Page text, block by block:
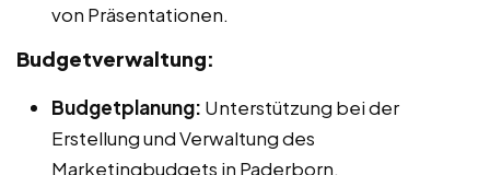
von Präsentationen.
Budgetverwaltung:
Budgetplanung: Unterstützung bei der
Erstellung und Verwaltung des
Marketingbudgets in Paderborn.